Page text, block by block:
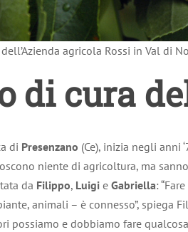
agricola Rossi in Val di
di cura
di Presenzano (Ce), inizia negli anni
niente di agricoltura, ma
da Filippo, Luigi e Gabriella:
animali – è connesso”, spiega
e dobbiamo fare